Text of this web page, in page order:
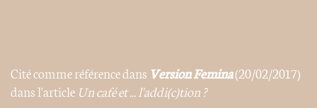
Cité comme référence dans Version Femina(20/02/2017)
dans l'article Un café et ... l'addi(c)tion ?